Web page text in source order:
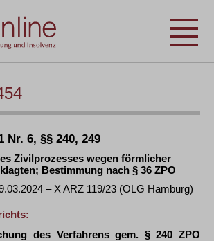
Nr. 6, §§ 240, 249
Zivilprozesses wegen förmlicher
Bestimmung nach § 36 ZPO
– X ARZ 119/23 (OLG Hamburg)
des Verfahrens gem. § 240 ZPO